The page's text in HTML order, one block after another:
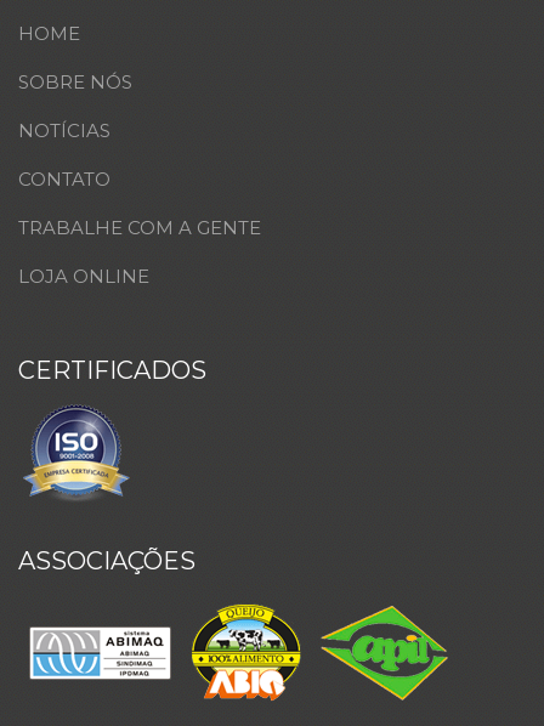
HOME
SOBRE NÓS
NOTÍCIAS
CONTATO
TRABALHE COM A GENTE
LOJA ONLINE
CERTIFICADOS
ASSOCIAÇÕES